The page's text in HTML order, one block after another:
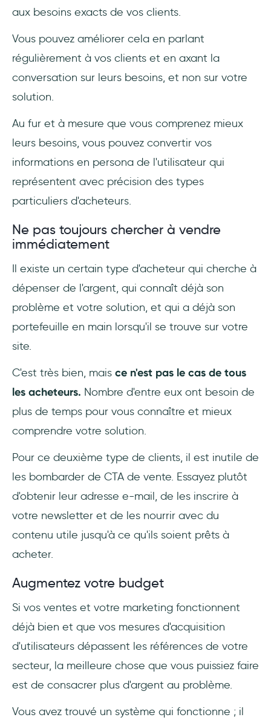
aux besoins exacts de vos clients.
Vous pouvez améliorer cela en parlant
régulièrement à vos clients et en axant la
conversation sur leurs besoins, et non sur votre
solution.
Au fur et à mesure que vous comprenez mieux
leurs besoins, vous pouvez convertir vos
informations en persona de l'utilisateur qui
représentent avec précision des types
particuliers d'acheteurs.
Ne pas toujours chercher à vendre
immédiatement
Il existe un certain type d'acheteur qui cherche à
dépenser de l'argent, qui connaît déjà son
problème et votre solution, et qui a déjà son
portefeuille en main lorsqu'il se trouve sur votre
site.
C'est très bien, mais ce n'est pas le cas de tous
les acheteurs. Nombre d'entre eux ont besoin de
plus de temps pour vous connaître et mieux
comprendre votre solution.
Pour ce deuxième type de clients, il est inutile de
les bombarder de CTA de vente. Essayez plutôt
d'obtenir leur adresse e-mail, de les inscrire à
votre newsletter et de les nourrir avec du
contenu utile jusqu'à ce qu'ils soient prêts à
acheter.
Augmentez votre budget
Si vos ventes et votre marketing fonctionnent
déjà bien et que vos mesures d'acquisition
d'utilisateurs dépassent les références de votre
secteur, la meilleure chose que vous puissiez faire
est de consacrer plus d'argent au problème.
Vous avez trouvé un système qui fonctionne ; il